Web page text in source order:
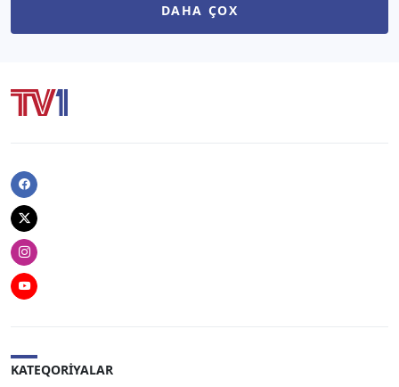
DAHA ÇOX
Facebook
Twitter
Instagram
Youtube
KATEQORIYALAR